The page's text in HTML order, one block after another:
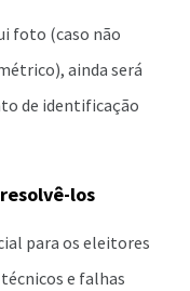
foto (caso não
ainda será
de identificação
los
para os eleitores
e falhas